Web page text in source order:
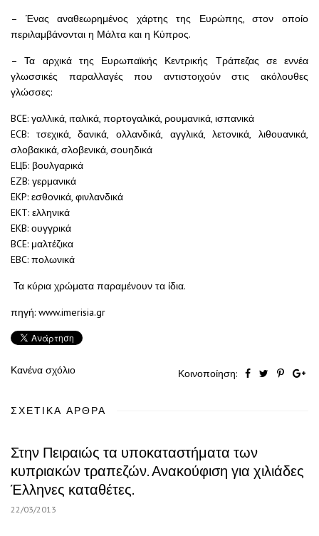
– Ένας αναθεωρημένος χάρτης της Ευρώπης, στον οποίο
περιλαμβάνονται η Μάλτα και η Κύπρος.
– Τα αρχικά της Ευρωπαϊκής Κεντρικής Τράπεζας σε εννέα
γλωσσικές παραλλαγές που αντιστοιχούν στις ακόλουθες
γλώσσες:
BCE: γαλλικά, ιταλικά, πορτογαλικά, ρουμανικά, ισπανικά
ECB: τσεχικά, δανικά, ολλανδικά, αγγλικά, λετονικά, λιθουανικά,
σλοβακικά, σλοβενικά, σουηδικά
ЕЦБ: βουλγαρικά
EZB: γερμανικά
EKP: εσθονικά, φινλανδικά
EKT: ελληνικά
EKB: ουγγρικά
BCE: μαλτέζικα
EBC: πολωνικά
Τα κύρια χρώματα παραμένουν τα ίδια.
πηγή: www.imerisia.gr
Κανένα σχόλιο Κοινοποίηση:
ΣΧΕΤΙΚΆ ΆΡΘΡΑ
Στην Πειραιώς τα υποκαταστήματα των
κυπριακών τραπεζών. Ανακούφιση για χιλιάδες
Έλληνες καταθέτες.
22/03/2013